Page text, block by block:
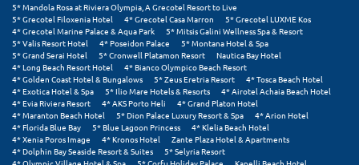
Πάτμος
Πάτρα
Παύλιανη
Πειραιάς
Πελοπόννησος
5* Mandola Rosa at Riviera Olympia, A Grecotel Resort to Live
5* Grecotel Filoxenia Hotel
4* Grecotel Casa Marron
5* Grecotel LUXME Kos
4* Grecotel Marine Palace & Aqua Park
5* Mitsis Galini Wellness Spa & Resort
5* Valis Resort Hotel
4* Poseidon Palace
5* Montana Hotel & Spa
5* Grand Serai Hotel
5* Cronwell Platamon Resort
Nautica Bay Hotel
4* Long Beach Resort Hotel
4* Bianco Olympico Beach Resort
4* Golden Coast Hotel & Bungalows
5* Zeus Eretria Resort
4* Tosca Beach Hotel
4* Exotica Hotel & Spa
5* Ilio Mare Hotels & Resorts
4* Airotel Achaia Beach Hotel
4* Evia Riviera Resort
4* AKS Porto Heli
4* Grand Platon Hotel
4* Maranton Beach Hotel
5* Dion Palace Luxury Resort & Spa
4* Arion Hotel
4* Florida Blue Bay
5* Blue Lagoon Princess
4* Klelia Beach Hotel
4* Xenia Poros Image
4* Kronos Hotel
Zante Plaza Hotel & Apartments
4* Dolphin Bay Seaside Resort & Suites
5* Selyria Resort